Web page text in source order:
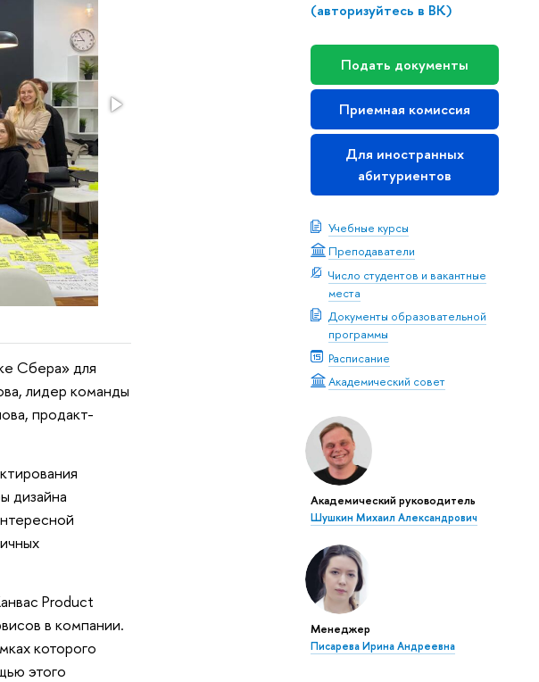
(авторизуйтесь в ВК)
Подать документы
Приемная комиссия
Для иностранных
абитуриентов
Учебные курсы
Преподаватели
Число студентов и вакантные
места
Документы образовательной
программы
Расписание
Академический совет
Академический руководитель
Шушкин Михаил Александрович
Менеджер
Писарева Ирина Андреевна
Сбера» для
лидер команды
продакт-
дизайна
Product
в компании.
которого
этого